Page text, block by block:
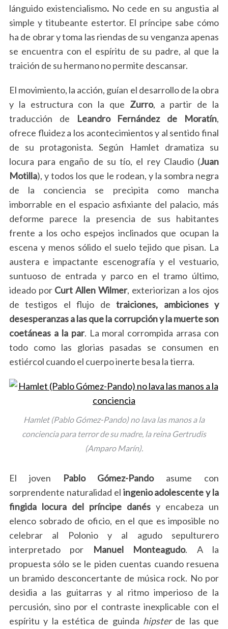
lánguido existencialismo.No cede en su angustia al
simple y titubeante estertor. El príncipe sabe cómo
ha de obrar y toma las riendas de su venganza apenas
se encuentra con el espíritu de su padre, al que la
traición de su hermano no permite descansar.
El movimiento, la acción, guían el desarrollo de la obra
y la estructura con la que Zurro, a partir de la
traducción de
Leandro Fernández de Moratín,
ofrece fluidez a los acontecimientos y al sentido final
de su protagonista. Según Hamlet dramatiza su
locura para engaño de su tío, el rey Claudio (Juan
Motilla), y todos los que le rodean, y la sombra negra
de la conciencia se precipita como mancha
imborrable en el espacio asfixiante del palacio, más
deforme parece la presencia de sus habitantes
frente a los ocho espejos inclinados que ocupan la
escena y menos sólido el suelo tejido que pisan. La
austera e impactante escenografía y el vestuario,
suntuoso de entrada y parco en el tramo último,
ideado por Curt Allen Wilmer, exteriorizan a los ojos
de testigos el flujo detraiciones, ambiciones y
desesperanzas a las que la corrupción y la muerte son
coetáneas a la par. La moral corrompida arrasa con
todo como las glorias pasadas se consumen en
estiércol cuando el cuerpo inerte besa la tierra.
Hamlet (Pablo Gómez-Pando) no lava las manos a la
conciencia para terror de su madre, la reina Gertrudis
(Amparo Marín).
El joven Pablo Gómez-Pandoasume con
sorprendente naturalidad el ingenio adolescente y la
fingida locura del príncipe danés y encabeza un
elenco sobrado de oficio, en el que es imposible no
celebrar al Polonio y al agudo sepulturero
interpretado por
Manuel Monteagudo. A la
propuesta sólo se le piden cuentas cuando resuena
un bramido desconcertante de música rock. No por
desidia a las guitarras y al ritmo imperioso de la
percusión, sino por el contraste inexplicable con el
espíritu y la estética de guinda hipsterde las que
S
e
a
h
f
o
r